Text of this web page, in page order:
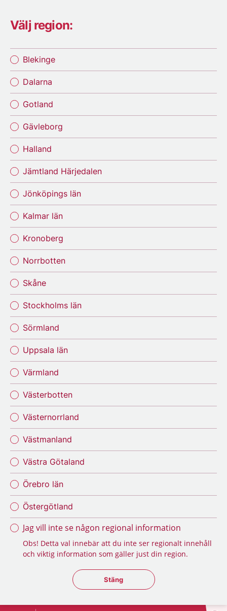
Välj region:
Blekinge
Dalarna
Gotland
Gävleborg
Halland
Jämtland Härjedalen
Jönköpings län
Kalmar län
Kronoberg
Norrbotten
Skåne
Stockholms län
Sörmland
Uppsala län
Värmland
Västerbotten
Västernorrland
Västmanland
Västra Götaland
Örebro län
Östergötland
Jag vill inte se någon regional information
Obs! Detta val innebär att du inte ser regionalt innehåll
och viktig information som gäller just din region.
Stäng regionsväljaren
Stäng